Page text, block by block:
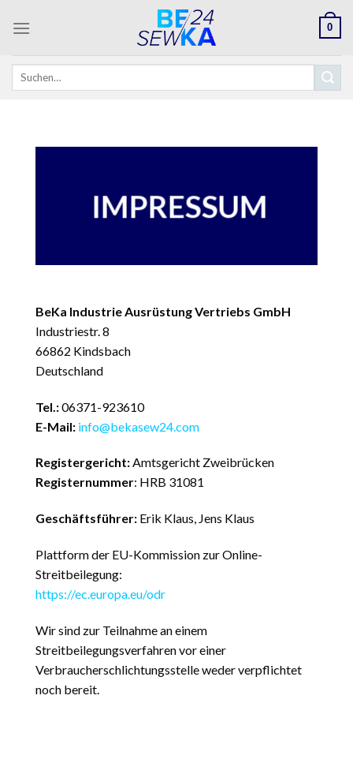
0
Suchen
IMPRESSUM
BeKa Industrie Ausrüstung Vertriebs GmbH
Industriestr. 8
66862 Kindsbach
Deutschland
Tel.:06371-923610
E-Mail: info@bekasew24.com
Registergericht:Amtsgericht Zweibrücken
Registernummer: HRB 31081
Geschäftsführer: Erik Klaus, Jens Klaus
Plattform der EU-Kommission zur Online-
Streitbeilegung:
https://ec.europa.eu/odr
Wir sind zur Teilnahme an einem
Streitbeilegungsverfahren vor einer
Verbraucherschlichtungsstelle weder verpflichtet
noch bereit.